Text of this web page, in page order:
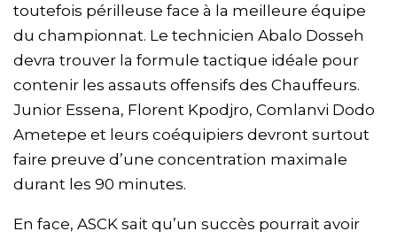
toutefois périlleuse face à la meilleure équipe
du championnat. Le technicien Abalo Dosseh
devra trouver la formule tactique idéale pour
contenir les assauts offensifs des Chauffeurs.
Junior Essena, Florent Kpodjro, Comlanvi Dodo
Ametepe et leurs coéquipiers devront surtout
faire preuve d’une concentration maximale
durant les 90 minutes.
En face, ASCK sait qu’un succès pourrait avoir